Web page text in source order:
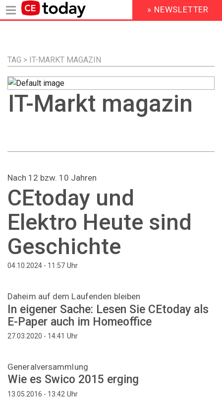
Inhalt
HEADER
MENU
» NEWSLETTER
TAG > IT-MARKT MAGAZIN
IT-Markt magazin
Nach 12 bzw. 10 Jahren
CEtoday und
Elektro Heute sind
Geschichte
04.10.2024 - 11:57 Uhr
Daheim auf dem Laufenden bleiben
In eigener Sache: Lesen Sie CEtoday als
E-Paper auch im Homeoffice
27.03.2020 - 14:41 Uhr
Generalversammlung
Wie es Swico 2015 erging
13.05.2016 - 13:42 Uhr